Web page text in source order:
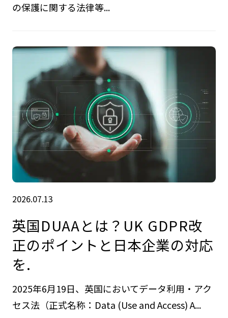
の保護に関する法律等...
2026.07.13
英国DUAAとは？UK GDPR改
正のポイントと日本企業の対応
を.
2025年6月19日、英国においてデータ利用・アク
セス法（正式名称：Data (Use and Access) A...